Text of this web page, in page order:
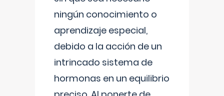
ningún conocimiento o
aprendizaje especial,
debido a la acción de un
intrincado sistema de
hormonas en un equilibrio